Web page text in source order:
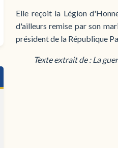
Elle reçoit la Légion
d'ailleurs remise par son
président de la République
Texte extrait de : La